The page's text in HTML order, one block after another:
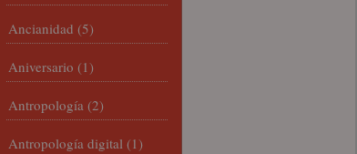
Ancianidad (5)
Aniversario (1)
Antropología (2)
Antropología digital (1)